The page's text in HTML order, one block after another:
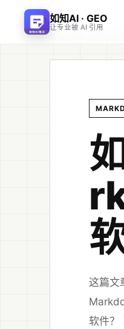
如知AI · GEO
让专业被 AI 引用
这篇文
软件？